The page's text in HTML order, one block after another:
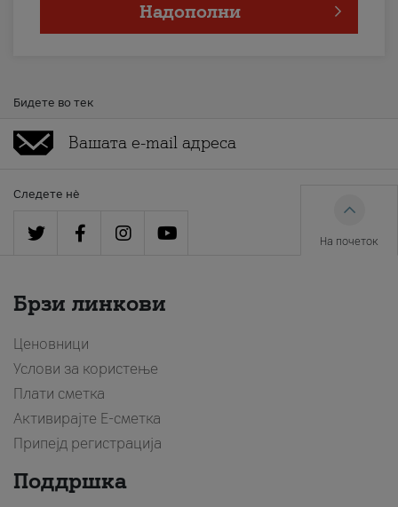
Надополни
Бидете во тек
Следете нè
На почеток
Брзи линкови
Ценовници
Услови за користење
Плати сметка
Активирајте Е-сметка
Припејд регистрација
Поддршка